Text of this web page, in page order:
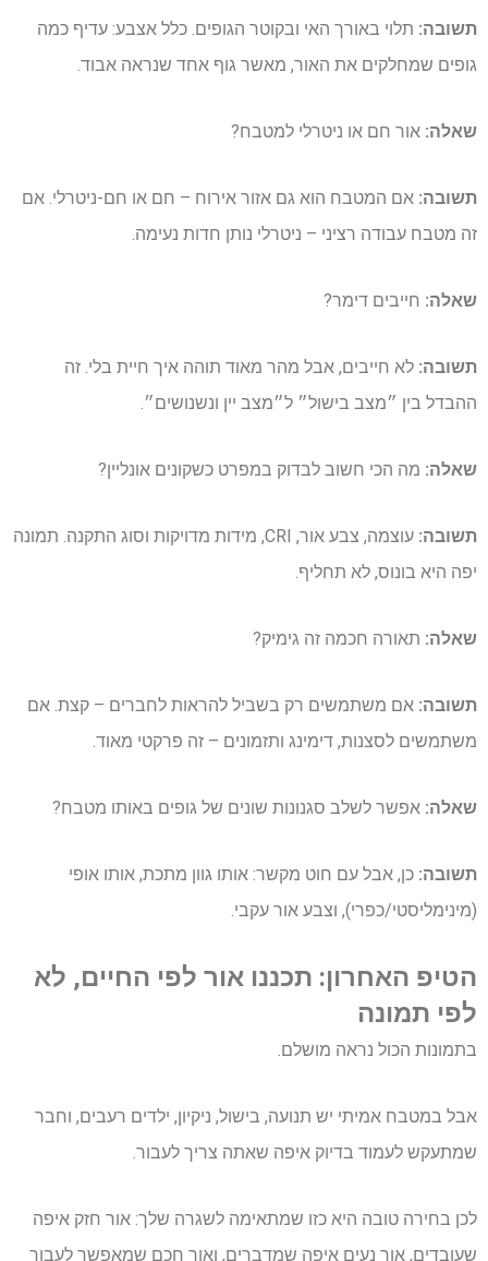
תשובה: תלוי באורך האי ובקוטר הגופים. כלל אצבע: עדיף כמה
גופים שמחלקים את האור, מאשר גוף אחד שנראה אבוד.
שאלה: אור חם או ניטרלי למטבח?
תשובה: אם המטבח הוא גם אזור אירוח – חם או חם-ניטרלי. אם
זה מטבח עבודה רציני – ניטרלי נותן חדות נעימה.
שאלה: חייבים דימר?
תשובה: לא חייבים, אבל מהר מאוד תוהה איך חיית בלי. זה
ההבדל בין ״מצב בישול״ ל״מצב יין ונשנושים״.
שאלה: מה הכי חשוב לבדוק במפרט כשקונים אונליין?
תשובה:
עוצמה, צבע אור, CRI, מידות מדויקות וסוג התקנה. תמונה
יפה היא בונוס, לא תחליף.
שאלה: תאורה חכמה זה גימיק?
תשובה: אם משתמשים רק בשביל להראות לחברים – קצת. אם
משתמשים לסצנות, דימינג ותזמונים – זה פרקטי מאוד.
שאלה: אפשר לשלב סגנונות שונים של גופים באותו מטבח?
תשובה: כן, אבל עם חוט מקשר: אותו גוון מתכת, אותו אופי
(מינימליסטי/כפרי), וצבע אור עקבי.
הטיפ האחרון: תכננו אור לפי החיים, לא
לפי תמונה
בתמונות הכול נראה מושלם.
אבל במטבח אמיתי יש תנועה, בישול, ניקיון, ילדים רעבים, וחבר
שמתעקש לעמוד בדיוק איפה שאתה צריך לעבור.
לכן בחירה טובה היא כזו שמתאימה לשגרה שלך: אור חזק איפה
שעובדים, אור נעים איפה שמדברים, ואור חכם שמאפשר לעבור